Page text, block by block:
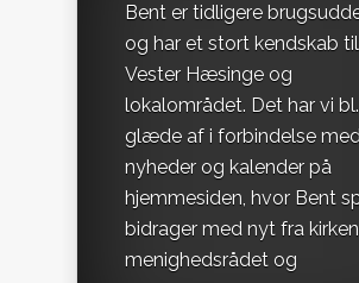
Bent er tidligere
og har et stort kendskab til
Vester Hæsinge og
lokalområdet. Det har vi
glæde af i forbindelse
nyheder og kalender på
hjemmesiden, hvor Bent
bidrager med nyt fra
menighedsrådet og